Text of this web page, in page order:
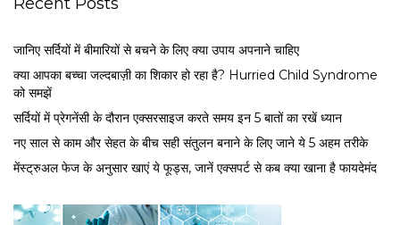
जानिए सर्दियों में बीमारियों से बचने के लिए क्या उपाय अपनाने चाहिए
क्या आपका बच्चा जल्दबाज़ी का शिकार हो रहा है? Hurried Child Syndrome
को समझें
सर्द‍ियों में प्रेगनेंसी के दौरान एक्सरसाइज करते समय इन 5 बातों का रखें ध्यान
नए साल से काम और सेहत के बीच सही संतुलन बनाने के लिए जाने ये 5 अहम तरीके
मेंस्ट्रुअल फेज के अनुसार खाएं ये फूड्स, जानें एक्सपर्ट से कब क्या खाना है फायदेमंद